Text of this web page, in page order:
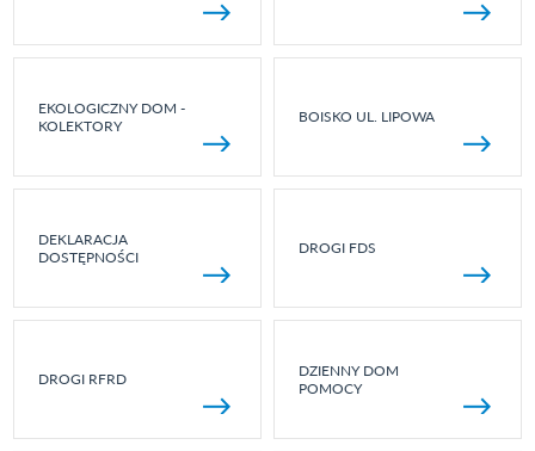
EKOLOGICZNY DOM -
KOLEKTORY
BOISKO UL. LIPOWA
DEKLARACJA
DOSTĘPNOŚCI
DROGI FDS
DROGI RFRD
DZIENNY DOM
POMOCY